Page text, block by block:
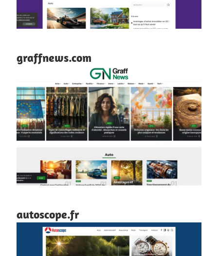
graffnews.com
autoscope.fr